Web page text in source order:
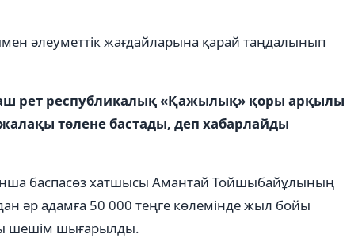
әлеуметтік жағдайларына қарай таңдалынып
рет республикалық «Қажылық» қоры арқылы
жалақы төлене бастады, деп хабарлайды
баспасөз хатшысы Амантай Тойшыбайұлының
әр адамға 50 000 теңге көлемінде жыл бойы
шешім шығарылды.